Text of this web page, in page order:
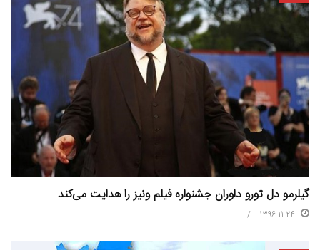
گیلرمو دل تورو داوران جشنواره فیلم ونیز را هدایت می‌کند
1396-11-24